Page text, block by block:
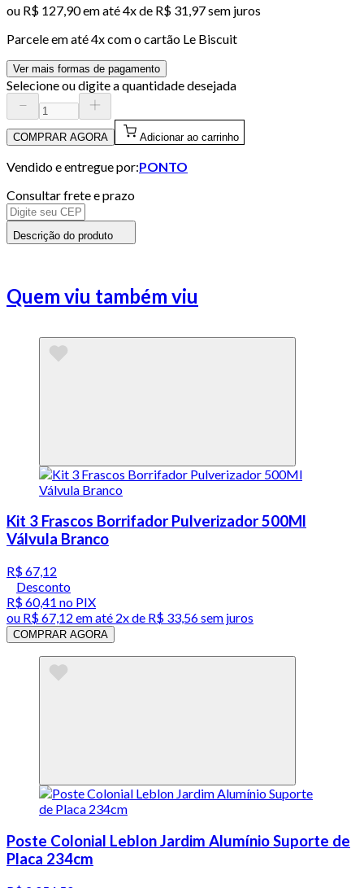
ou R$ 127,90em até4x de R$ 31,97 sem juros
Parcele em até4x com o cartão Le Biscuit
Ver mais formas de pagamento
Selecione ou digite a quantidade desejada
COMPRAR AGORA Adicionar ao carrinho
Vendido e entregue por:PONTO
Consultar frete e prazo
Descrição do produto
Quem viu também viu
Kit 3 Frascos Borrifador Pulverizador 500Ml
Válvula Branco
R$ 67,12
Desconto
R$ 60,41 no PIX
ou R$ 67,12 em até 2x de R$ 33,56 sem juros
COMPRAR AGORA
Poste Colonial Leblon Jardim Alumínio Suporte de
Placa 234cm